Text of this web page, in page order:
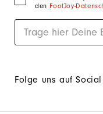
den FootJoy-
Folge uns auf